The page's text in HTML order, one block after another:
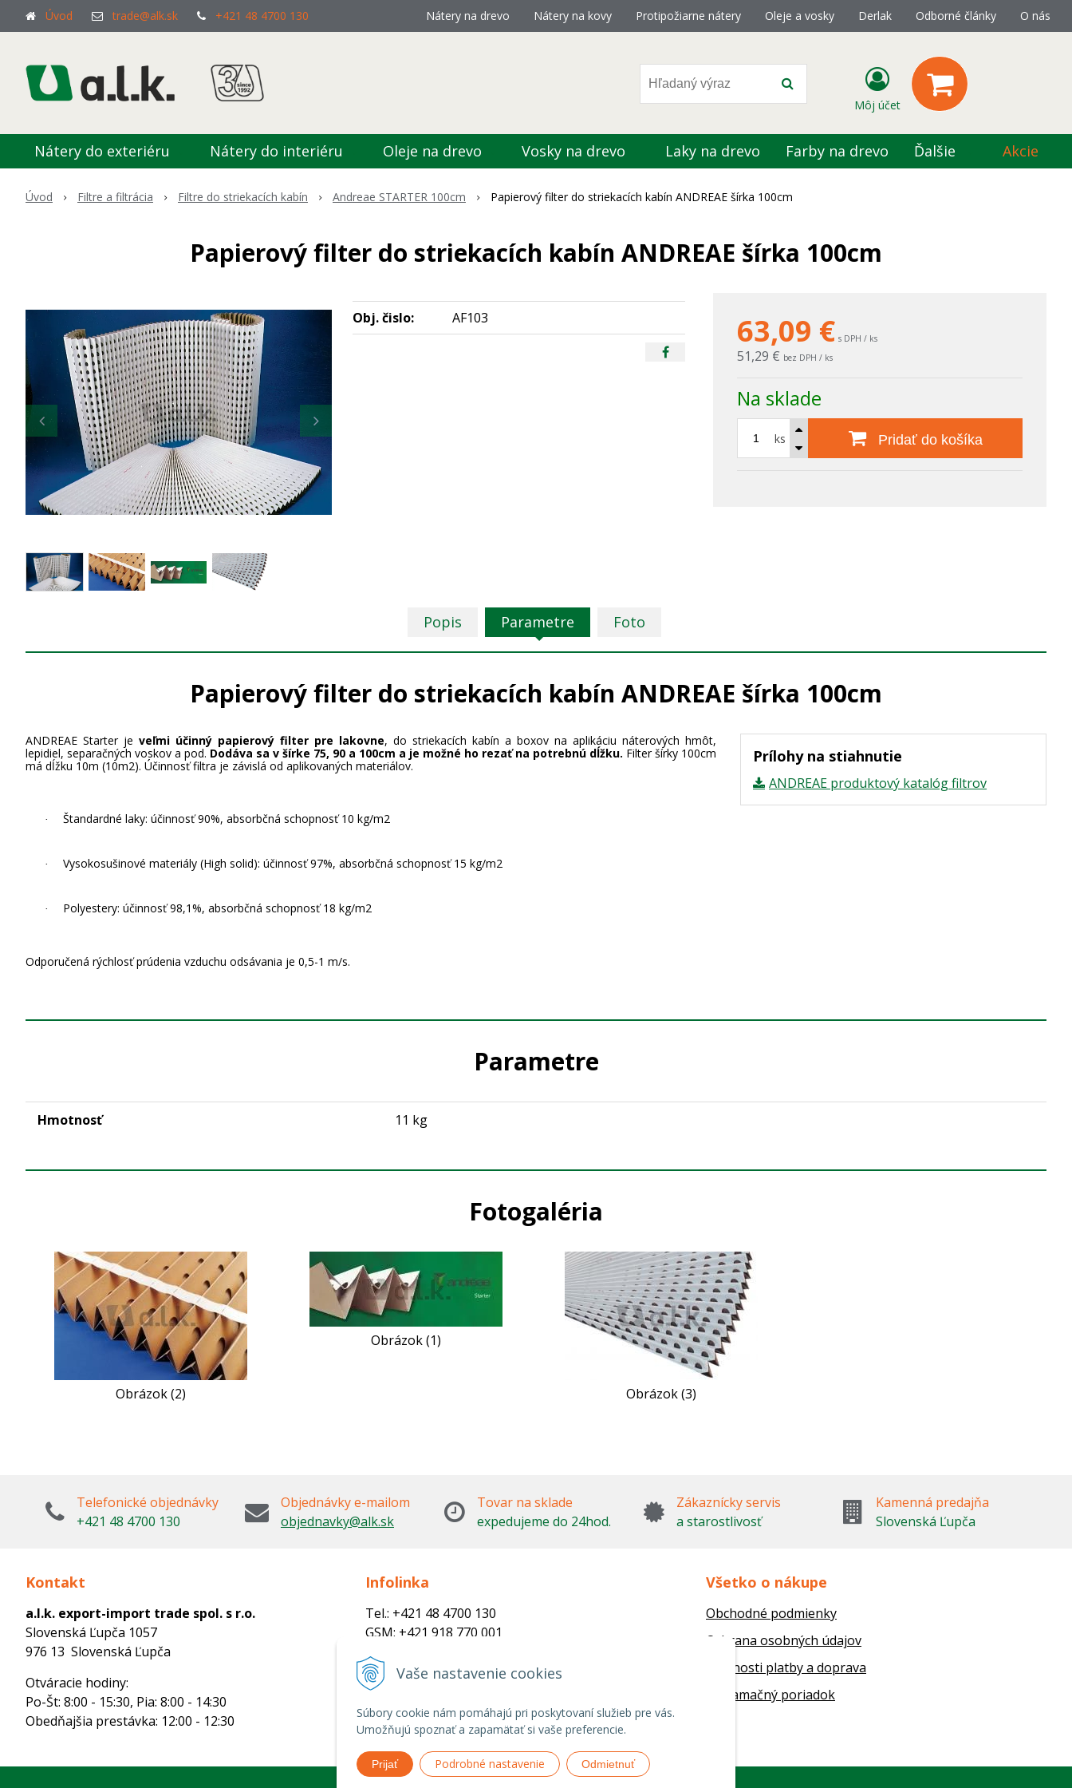
Vaše nastavenie cookies
Súbory cookie nám pomáhajú pri poskytovaní služieb pre vás.
Umožňujú spoznať a zapamätať si vaše preferencie.
Prijať Podrobné nastavenie Odmietnuť
Úvod trade@alk.sk +421 48 4700 130 Nátery na drevo Nátery na kovy Protipožiarne nátery Oleje a vosky Derlak Odborné články O nás
Môj účet
Nátery do exteriéru Nátery do interiéru Oleje na drevo Vosky na drevo Laky na drevo Farby na drevo Ďalšie Akcie
Úvod Filtre a filtrácia Filtre do striekacích kabín Andreae STARTER 100cm Papierový filter do striekacích kabín ANDREAE šírka 100cm
Papierový filter do striekacích kabín ANDREAE šírka 100cm
63,09 € s DPH / ks
51,29 € bez DPH / ks
Na sklade
ks Pridať do košíka
Obj. čislo: AF103
Popis Parametre Foto
Papierový filter do striekacích kabín ANDREAE šírka 100cm
Prílohy na stiahnutie
ANDREAE produktový katalóg filtrov
ANDREAE Starter je veľmi účinný papierový filter pre lakovne, do striekacích kabín a boxov na aplikáciu náterových hmôt,
lepidiel, separačných voskov a pod. Dodáva sa v šírke 75, 90 a 100cm a je možné ho rezať na potrebnú dĺžku. Filter šírky 100cm
má dĺžku 10m (10m2). Účinnosť filtra je závislá od aplikovaných materiálov.
· Štandardné laky: účinnosť 90%, absorbčná schopnosť 10 kg/m2
· Vysokosušinové materiály (High solid): účinnosť 97%, absorbčná schopnosť 15 kg/m2
· Polyestery: účinnosť 98,1%, absorbčná schopnosť 18 kg/m2
Odporučená rýchlosť prúdenia vzduchu odsávania je 0,5-1 m/s.
Parametre
Hmotnosť 11 kg
Fotogaléria
Obrázok (2)
Obrázok (1)
Obrázok (3)
Telefonické objednávky
+421 48 4700 130
Objednávky e-mailom
objednavky@alk.sk
Tovar na sklade
expedujeme do 24hod.
Zákaznícky servis
a starostlivosť
Kamenná predajňa
Slovenská Ľupča
Kontakt
a.l.k. export-import trade spol. s r.o.
Slovenská Ľupča 1057
976 13 Slovenská Ľupča
Otváracie hodiny:
Po-Št: 8:00 - 15:30, Pia: 8:00 - 14:30
Obedňajšia prestávka: 12:00 - 12:30
Infolinka
Tel.: +421 48 4700 130
GSM: +421 918 770 001
trade@alk.sk
objednavky@alk.sk
Všetko o nákupe
Obchodné podmienky
Ochrana osobných údajov
Možnosti platby a doprava
Reklamačný poriadok